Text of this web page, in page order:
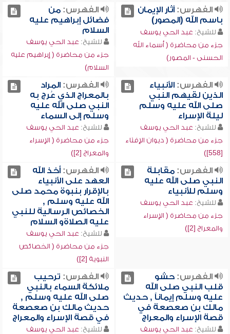
الفهرس:آثار الإيمان
باسم الله (المصور)
للشيخ: عبد الحي يوسف
جزء من محاضرة ( أسماء الله
الحسنى - المصور)
الفهرس:من
فضائل إبراهيم عليه
السلام
للشيخ: عبد الحي يوسف
جزء من محاضرة ( إبراهيم عليه
السلام)
الفهرس:الأنبياء
الذين لقيهم النبي
صلى الله عليه وسلم
ليلة الإسراء
للشيخ: عبد الحي يوسف
جزء من محاضرة ( ديوان الإفتاء
[558])
الفهرس:المراد
بالمعراج الذي عُرج به
النبي صلى الله عليه
وسلم إلى السماء
للشيخ: عبد الحي يوسف
جزء من محاضرة ( الإسراء
والمعراج [2])
الفهرس:مقابلة
النبي صلى الله عليه
وسلم للأنبياء
للشيخ: عبد الحي يوسف
جزء من محاضرة ( الإسراء
والمعراج [2])
الفهرس:أخذ الله
العهد على الأنبياء
بالإقرار بنبوة محمد صلى
الله عليه وسلم ,
الخصائص الرسالية للنبي
عليه الصلاةو السلام
للشيخ: عبد الحي يوسف
جزء من محاضرة ( الخصائص
النبوية [2])
الفهرس:حشو
قلب النبي صلى الله
عليه وسلم إيماناً , حديث
مالك بن صعصعة في
قصة الإسراء والمعراج
للشيخ: عبد الحي يوسف
الفهرس: ترحيب
ملائكة السماء بالنبي
صلى الله عليه وسلم ,
حديث مالك بن صعصعة
في قصة الإسراء والمعراج
للشيخ: عبد الحي يوسف